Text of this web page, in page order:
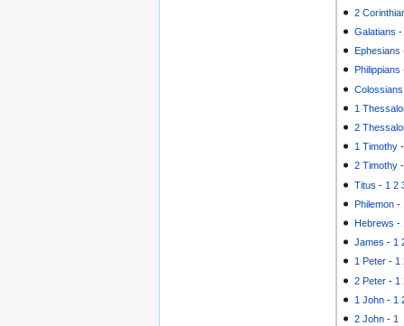
2
Galatians
Ephesians
Philippians
Colossians
1
2
1 Timothy
2 Timothy
Titus - 1 2
Philemon -
Hebrews -
James - 1
1 Peter -1
2 Peter - 1
1 John - 1
2 John - 1